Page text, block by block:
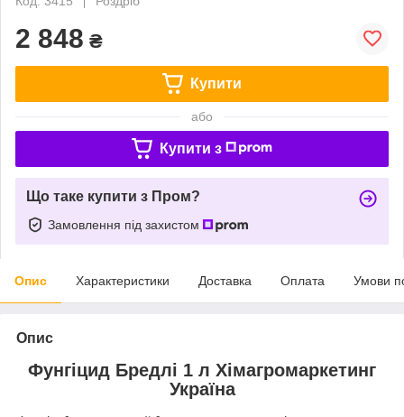
2 848 ₴
Купити
або
Купити з
Що таке купити з Пром?
Замовлення під захистом
Опис Характеристики Доставка Оплата Умови
Опис
Фунгіцид Бредлі 1 л Хімагромаркетинг
Україна